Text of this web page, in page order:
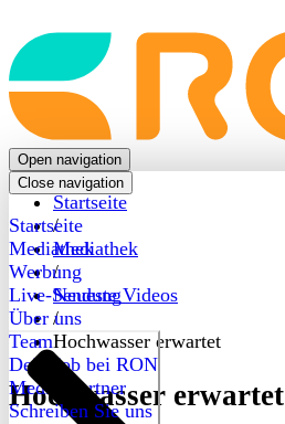
Back
to
frontpage
Open navigation
Close navigation
Startseite
Mediathek
Werbung
Live-Sendung
Über uns
Team
Dein Job bei RON
Medienpartner
Schreiben Sie uns
Startseite
/
Mediathek
/
Neueste Videos
/
Hochwasser erwartet
Hochwasser erwartet